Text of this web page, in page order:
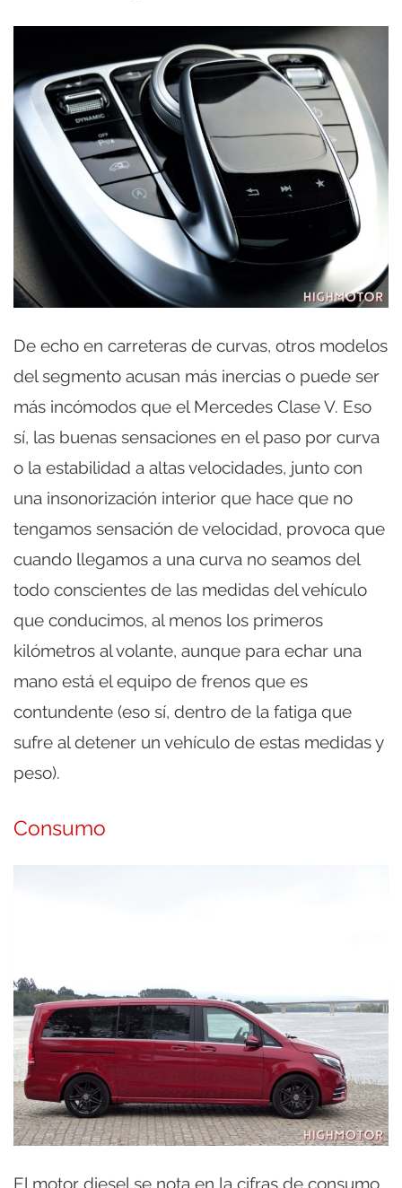
De echo en carreteras de curvas, otros modelos
del segmento acusan más inercias o puede ser
más incómodos que el Mercedes Clase V. Eso
sí, las buenas sensaciones en el paso por curva
o la estabilidad a altas velocidades, junto con
una insonorización interior que hace que no
tengamos sensación de velocidad, provoca que
cuando llegamos a una curva no seamos del
todo conscientes de las medidas del vehículo
que conducimos, al menos los primeros
kilómetros al volante, aunque para echar una
mano está el equipo de frenos que es
contundente (eso sí, dentro de la fatiga que
sufre al detener un vehículo de estas medidas y
peso).
Consumo
El motor diesel se nota en la cifras de consumo,